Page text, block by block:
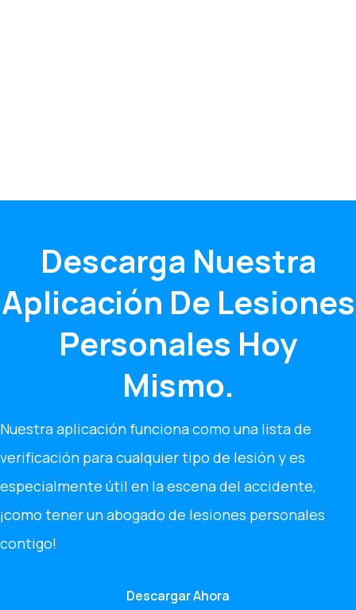
Descarga Nuestra
Aplicación De Lesiones
Personales Hoy
Mismo.
Nuestra aplicación funciona como una lista de
verificación para cualquier tipo de lesión y es
especialmente útil en la escena del accidente,
¡como tener un abogado de lesiones personales
contigo!
Descargar Ahora